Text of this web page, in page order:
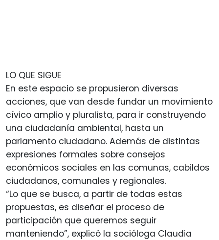
LO QUE SIGUE
En este espacio se propusieron diversas
acciones, que van desde fundar un movimiento
cívico amplio y pluralista, para ir construyendo
una ciudadanía ambiental, hasta un
parlamento ciudadano. Además de distintas
expresiones formales sobre consejos
económicos sociales en las comunas, cabildos
ciudadanos, comunales y regionales.
“Lo que se busca, a partir de todas estas
propuestas, es diseñar el proceso de
participación que queremos seguir
manteniendo”, explicó la socióloga Claudia